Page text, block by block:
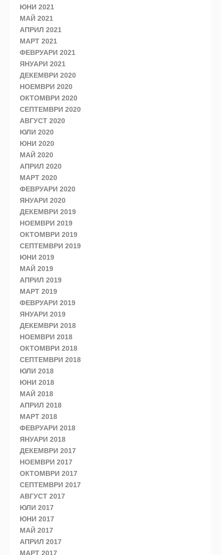
ЮНИ 2021
МАЙ 2021
АПРИЛ 2021
МАРТ 2021
ФЕВРУАРИ 2021
ЯНУАРИ 2021
ДЕКЕМВРИ 2020
НОЕМВРИ 2020
ОКТОМВРИ 2020
СЕПТЕМВРИ 2020
АВГУСТ 2020
ЮЛИ 2020
ЮНИ 2020
МАЙ 2020
АПРИЛ 2020
МАРТ 2020
ФЕВРУАРИ 2020
ЯНУАРИ 2020
ДЕКЕМВРИ 2019
НОЕМВРИ 2019
ОКТОМВРИ 2019
СЕПТЕМВРИ 2019
ЮНИ 2019
МАЙ 2019
АПРИЛ 2019
МАРТ 2019
ФЕВРУАРИ 2019
ЯНУАРИ 2019
ДЕКЕМВРИ 2018
НОЕМВРИ 2018
ОКТОМВРИ 2018
СЕПТЕМВРИ 2018
ЮЛИ 2018
ЮНИ 2018
МАЙ 2018
АПРИЛ 2018
МАРТ 2018
ФЕВРУАРИ 2018
ЯНУАРИ 2018
ДЕКЕМВРИ 2017
НОЕМВРИ 2017
ОКТОМВРИ 2017
СЕПТЕМВРИ 2017
АВГУСТ 2017
ЮЛИ 2017
ЮНИ 2017
МАЙ 2017
АПРИЛ 2017
МАРТ 2017